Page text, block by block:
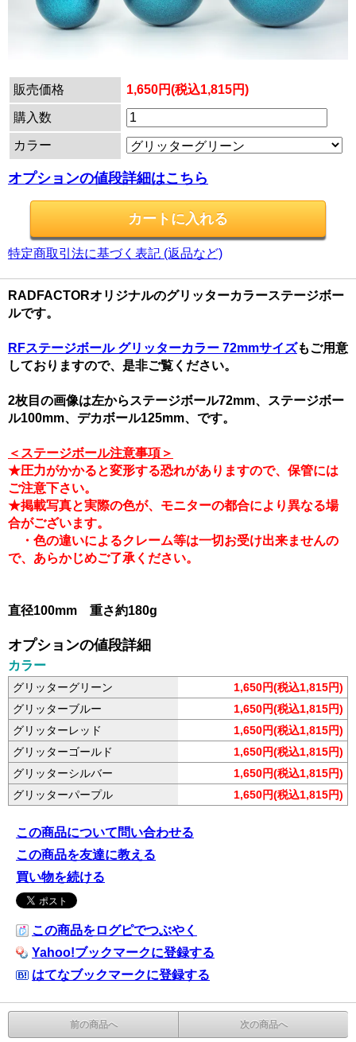
販売価格 1,650円(税込1,815円)
購入数
カラー
オプションの値段詳細はこちら
特定商取引法に基づく表記 (返品など)
RADFACTORオリジナルのグリッターカラーステージボー
ルです。
RFステージボール グリッターカラー 72mmサイズもご用意
しておりますので、是非ご覧ください。
2枚目の画像は左からステージボール72mm、ステージボー
ル100mm、デカボール125mm、です。
＜ステージボール注意事項＞
★圧力がかかると変形する恐れがありますので、保管には
ご注意下さい。
★掲載写真と実際の色が、モニターの都合により異なる場
合がございます。
・色の違いによるクレーム等は一切お受け出来ませんの
で、あらかじめご了承ください。
直径100mm 重さ約180g
オプションの値段詳細
カラー
グリッターグリーン
1,650円(税込1,815円)
グリッターブルー
1,650円(税込1,815円)
グリッターレッド
1,650円(税込1,815円)
グリッターゴールド
1,650円(税込1,815円)
グリッターシルバー
1,650円(税込1,815円)
グリッターパープル
1,650円(税込1,815円)
この商品について問い合わせる
この商品を友達に教える
買い物を続ける
この商品をログピでつぶやく
Yahoo!ブックマークに登録する
はてなブックマークに登録する
前の商品へ 次の商品へ